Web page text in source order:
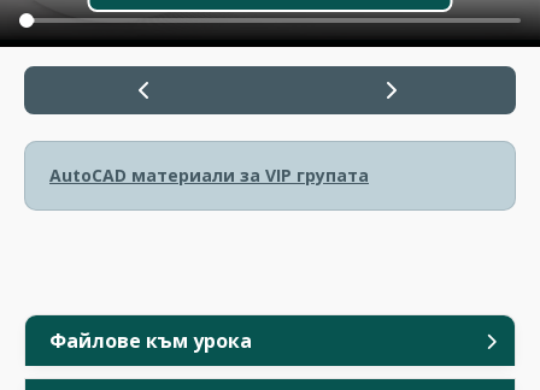
Файлове към урока
AutoCAD материали за VIP групата